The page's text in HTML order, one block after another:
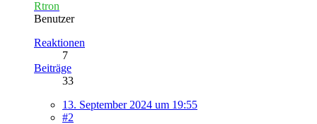
Rtron
Benutzer
Reaktionen
7
Beiträge
33
13. September 2024 um 19:55
#2